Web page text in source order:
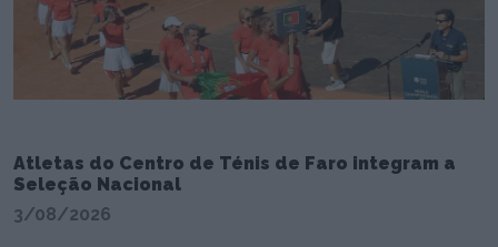
Atletas do Centro de Ténis de Faro integram a
Seleção Nacional
3/08/2026